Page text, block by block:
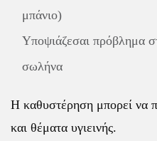
μπάνιο)
Υποψιάζεσαι πρόβλημα
σωλήνα
Η καθυστέρηση μπορεί να
και θέματα υγιεινής.